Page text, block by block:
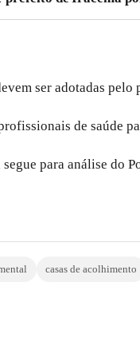
ser adotadas
de saúde
para análise do
casas de acolhimento